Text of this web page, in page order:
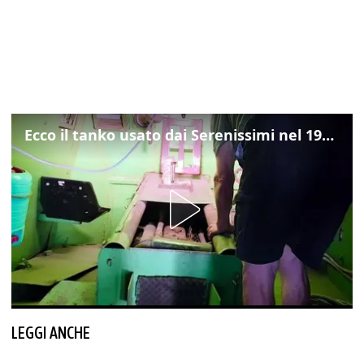
Ecco il tanko usato dai Serenissimi nel 1997 per il blitz a San Marco
LEGGI ANCHE